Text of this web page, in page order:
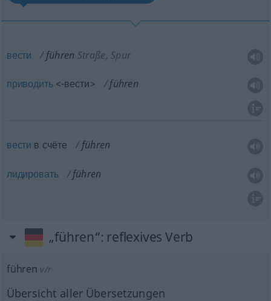
вести führen Straße, Spur
приводить<-вести> führen
вести в счёте führen
лидировать führen
„führen“: reflexives Verb
führen v/r
Übersicht aller Übersetzungen